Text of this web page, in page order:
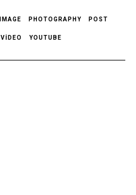
IMAGE PHOTOGRAPHY POST
VIDEO YOUTUBE